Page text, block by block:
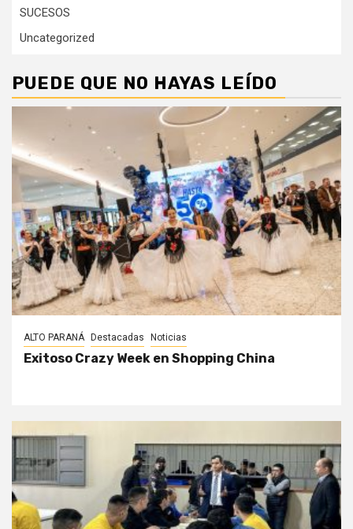
SUCESOS
Uncategorized
PUEDE QUE NO HAYAS LEÍDO
ALTO PARANÁ Destacadas Noticias
Exitoso Crazy Week en Shopping China